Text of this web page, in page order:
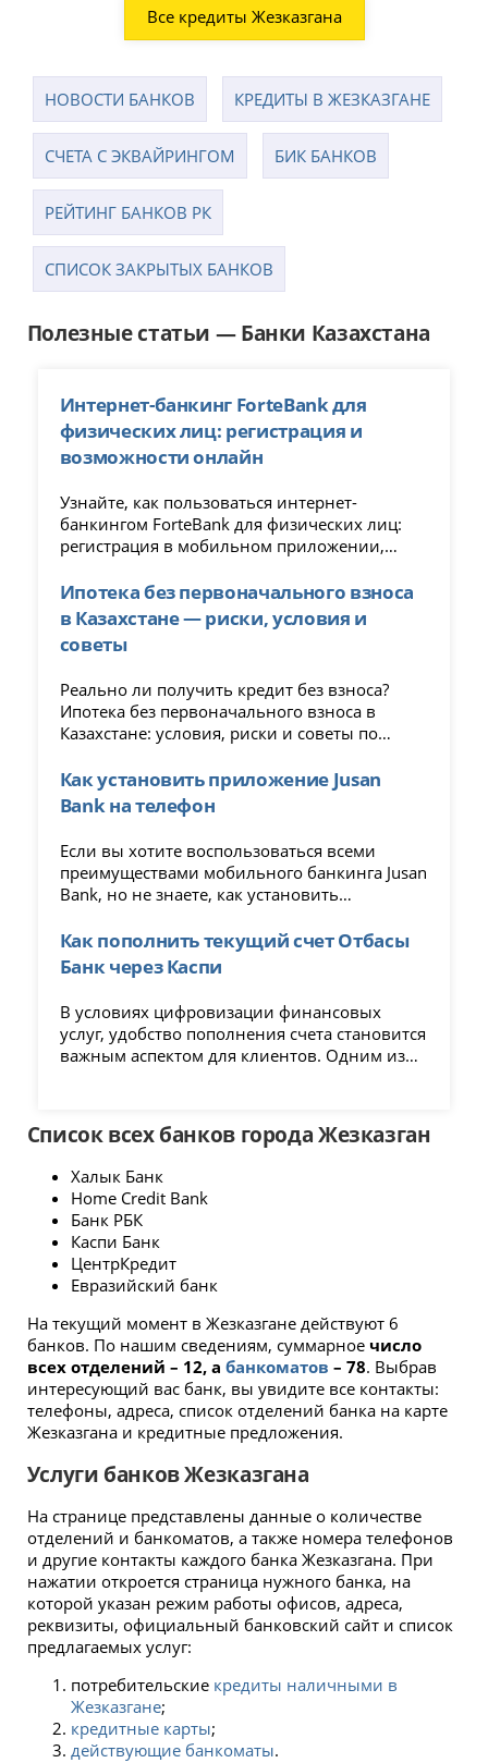
Все кредиты Жезказгана
НОВОСТИ БАНКОВ КРЕДИТЫ В ЖЕЗКАЗГАНЕ
СЧЕТА С ЭКВАЙРИНГОМ БИК БАНКОВ
РЕЙТИНГ БАНКОВ РК
CПИСОК ЗАКРЫТЫХ БАНКОВ
Полезные статьи — Банки Казахстана
Интернет-банкинг ForteBank для
физических лиц: регистрация и
возможности онлайн
Узнайте, как пользоваться интернет-
банкингом ForteBank для физических лиц:
регистрация в мобильном приложении,
управление счетами онлайн.
Ипотека без первоначального взноса
в Казахстане — риски, условия и
советы
Реально ли получить кредит без взноса?
Ипотека без первоначального взноса в
Казахстане: условия, риски и советы по
Как установить приложение Jusan
Bank на телефон
Если вы хотите воспользоваться всеми
преимуществами мобильного банкинга Jusan
Bank, но не знаете, как установить
для вас. Мы подробно расскажем обо всех
этапах установки, чтобы вы смогли начать
пользоваться приложением с
минимальными усилиями.
Как пополнить текущий счет Отбасы
Банк через Каспи
В условиях цифровизации финансовых
услуг, удобство пополнения счета становится
важным аспектом для клиентов. Одним из
простоту и скорость транзакций.
Список всех банков города Жезказган
Халык Банк
Home Credit Bank
Банк РБК
Каспи Банк
ЦентрКредит
Евразийский банк
На текущий момент в Жезказгане действуют 6
банков. По нашим сведениям, суммарное число
всех отделений – 12, а банкоматов – 78. Выбрав
интересующий вас банк, вы увидите все контакты:
телефоны, адреса, список отделений банка на карте
Жезказгана и кредитные предложения.
Услуги банков Жезказгана
На странице представлены данные о количестве
отделений и банкоматов, а также номера телефонов
и другие контакты каждого банка Жезказгана. При
нажатии откроется страница нужного банка, на
которой указан режим работы офисов, адреса,
реквизиты, официальный банковский сайт и список
предлагаемых услуг:
потребительские кредиты наличными в
Жезказгане;
кредитные карты;
действующие банкоматы.